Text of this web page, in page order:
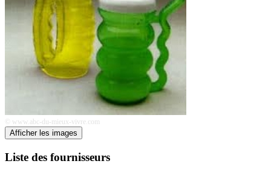
© www.abc-du-mieux-vivre.com
Afficher les images
Liste des fournisseurs